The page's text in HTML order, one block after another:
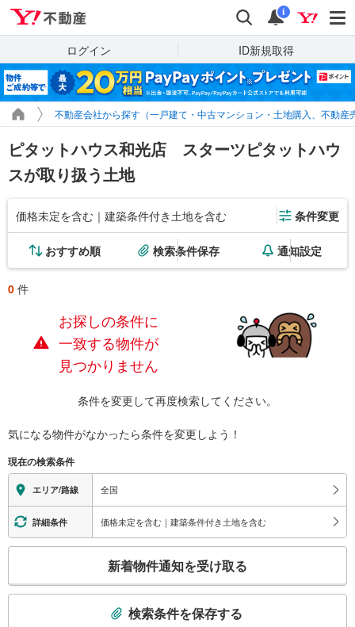
検索 通知
i
ログイン ID新規取得
不動産会社から探す（一戸建て・中古マンション・土地購入、不動産
ピタットハウス和光店 スターツピタットハウ
スが取り扱う土地
価格未定を含む｜建築条件付き土地を含む 条件変更
おすすめ順 検索条件保存 通知設定
0 件
お探しの条件に
一致する物件が
見つかりません
条件を変更して再度検索してください。
気になる物件がなかったら条件を変更しよう！
現在の検索条件
エリア/路線 全国
詳細条件 価格未定を含む｜建築条件付き土地を含む
検
新着物件通知を受け取る
検索条件を保存する